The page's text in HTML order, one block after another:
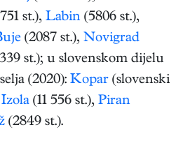
st.), Labin (5806 st.),
(2087 st.), Novigrad
st.); u slovenskom dijelu
(2020): Kopar (slovenski
Izola (11 556 st.), Piran
(2849 st.).